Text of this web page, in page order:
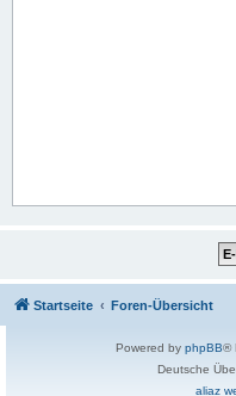
Startseite Foren-Übersicht
Powered by phpBB®
Deutsche
aliaz